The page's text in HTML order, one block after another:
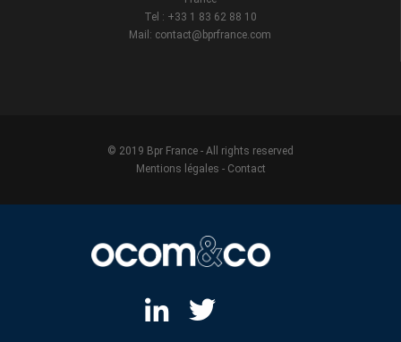
Tel : +33 1 83 62 88 10
Mail: contact@bprfrance.com
© 2019 Bpr France - All rights reserved
Mentions légales - Contact